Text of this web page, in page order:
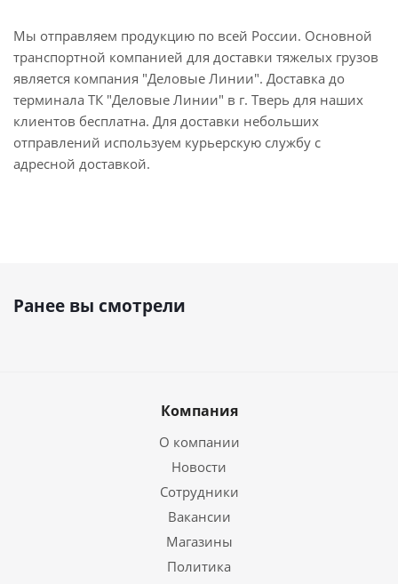
Мы отправляем продукцию по всей России. Основной
транспортной компанией для доставки тяжелых грузов
является компания "Деловые Линии". Доставка до
терминала ТК "Деловые Линии" в г. Тверь для наших
клиентов бесплатна. Для доставки небольших
отправлений используем курьерскую службу с
адресной доставкой.
Ранее вы смотрели
Компания
О компании
Новости
Сотрудники
Вакансии
Магазины
Политика